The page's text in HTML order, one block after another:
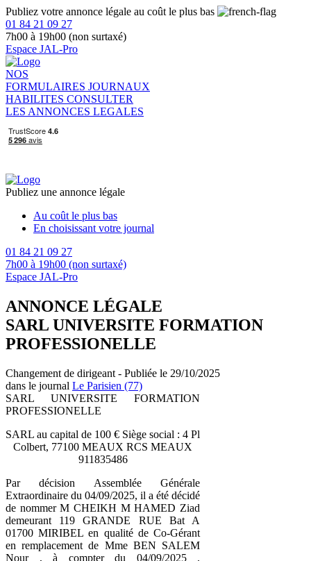
Publiez votre annonce légale au coût le plus bas
01 84 21 09 27
7h00 à 19h00 (non surtaxé)
Espace JAL-Pro
NOS
FORMULAIRES JOURNAUX
HABILITES CONSULTER
LES ANNONCES LEGALES
Publiez une annonce légale
Au coût le plus bas
En choisissant votre journal
01 84 21 09 27
7h00 à 19h00 (non surtaxé)
Espace JAL-Pro
ANNONCE LÉGALE
SARL UNIVERSITE FORMATION
PROFESSIONELLE
Changement de dirigeant - Publiée le 29/10/2025
dans le journal Le Parisien (77)
SARL UNIVERSITE FORMATION
PROFESSIONELLE
SARL au capital de 100 € Siège social : 4 Pl
Colbert, 77100 MEAUX RCS MEAUX
911835486
Par décision Assemblée Générale
Extraordinaire du 04/09/2025, il a été décidé
de nommer M CHEIKH M HAMED Ziad
demeurant 119 GRANDE RUE Bat A
01700 MIRIBEL en qualité de Co-Gérant
en remplacement de Mme BEN SALEM
Nour , à compter du 04/09/2025 .